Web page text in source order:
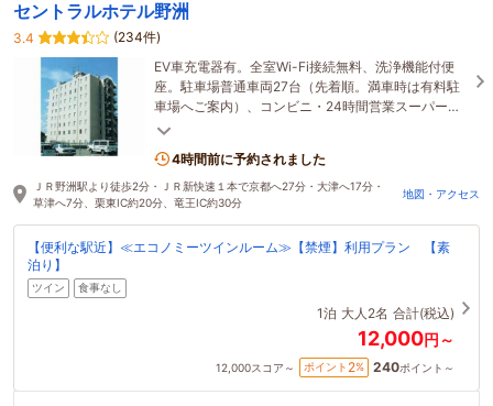
セントラルホテル野洲
3.4
(234件)
EV車充電器有。全室Wi-Fi接続無料、洗浄機能付便
座。駐車場普通車両27台（先着順。満車時は有料駐
車場へご案内）、コンビニ・24時間営業スーパー徒
歩圏内、京都観光(京都駅までJR利用約30分)にも便
4時間前に予約されました
ＪＲ野洲駅より徒歩2分・ＪＲ新快速１本で京都へ27分・大津へ17分・
草津へ7分、栗東IC約20分、竜王IC約30分
地図・アクセス
【便利な駅近】≪エコノミーツインルーム≫【禁煙】利用プラン 【素
泊り】
ツイン 食事なし
1泊 大人2名 合計(税込)
12,000円～
12,000スコア～ ポイント 2% 240ポイント～